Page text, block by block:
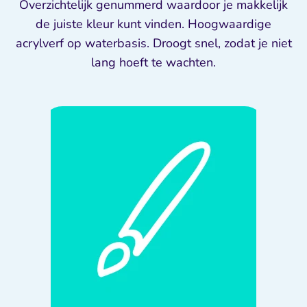
Overzichtelijk genummerd waardoor je makkelijk
de juiste kleur kunt vinden. Hoogwaardige
acrylverf op waterbasis. Droogt snel, zodat je niet
lang hoeft te wachten.